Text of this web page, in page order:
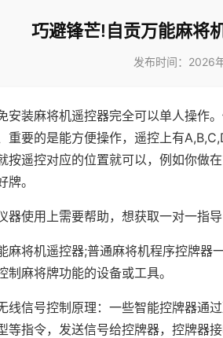
巧避锋芒!自贡万能麻将
发布时间：2026
安装麻将机遥控器完全可以单人操作
重要的是能方便操作，遥控上有
按遥控对应的位置就可以，例如你做
。
器使用上需要帮助，想获取一对一指
麻将机遥控器;普通麻将机程序控牌器
制麻将牌功能的设备或工具。
线信号控制原理：一些智能控牌器通
等指令，发送信号给控牌器，控牌器